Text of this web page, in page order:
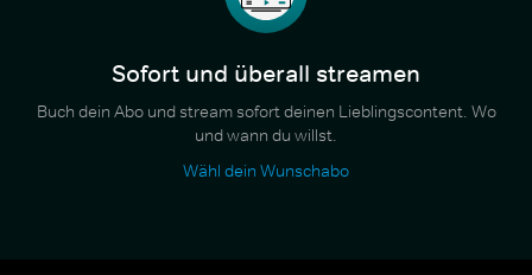
Sofort und überall streamen
Buch dein Abo und stream sofort deinen Lieblingscontent. Wo
und wann du willst.
Wähl dein Wunschabo